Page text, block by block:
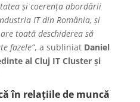
și coerența abordării
IT din România, și
toată deschiderea să
fazele”, a subliniat Daniel
al Cluj IT Cluster și
în relațiile de muncă